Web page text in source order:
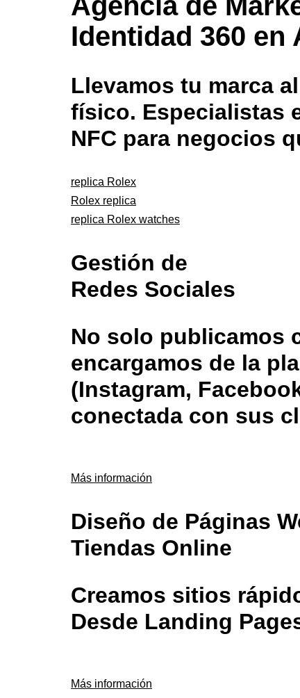
Identidad 360 en
Llevamos tu marca
físico. Especialistas
NFC para negocios
replica Rolex
Rolex replica
replica Rolex watches
Gestión de
Redes Sociales
No solo publicamos
encargamos de la
(Instagram,
conectada con sus
Más información
Diseño de Páginas
Tiendas Online
Creamos sitios
Desde Landing
Más información